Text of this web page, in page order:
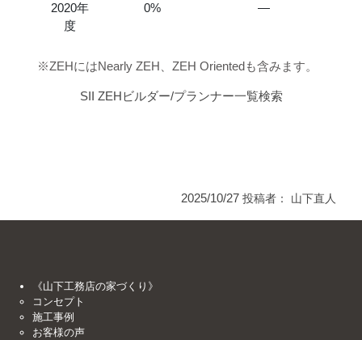
2020年
度
0% ―
※ZEHにはNearly ZEH、ZEH Orientedも含みます。
SII ZEHビルダー/プランナー一覧検索
2025/10/27 投稿者： 山下直人
《山下工務店の家づくり》
コンセプト
施工事例
お客様の声